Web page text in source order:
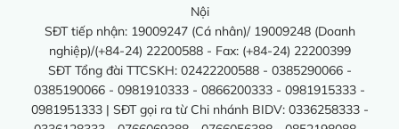
Nội
SĐT tiếp nhận: 19009247 (Cá nhân)/ 19009248 (Doanh
nghiệp)/(+84-24) 22200588 - Fax: (+84-24) 22200399
SĐT Tổng đài TTCSKH: 02422200588 - 0385290066 -
0385190066 - 0981910333 - 0866200333 - 0981915333 -
0981951333 | SĐT gọi ra từ Chi nhánh BIDV: 0336258333 -